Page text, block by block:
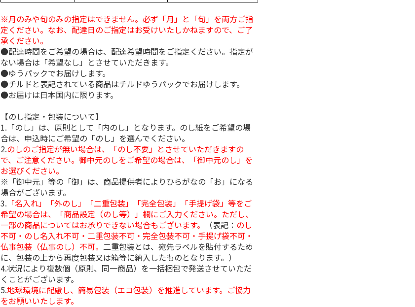
※月のみや旬のみの指定はできません。必ず「月」と「旬」を両方ご指
定ください。なお、配達日のご指定はお受けいたしかねますので、ご了
承ください。
●配達時間をご希望の場合は、配達希望時間をご指定ください。指定が
ない場合は「希望なし」とさせていただきます。
●ゆうパックでお届けします。
●チルドと表記されている商品はチルドゆうパックでお届けします。
●お届けは日本国内に限ります。
【のし指定・包装について】
1.「のし」は、原則として「内のし」となります。のし紙をご希望の場
合は、申込時にご希望の「のし」を選んでください。
2.のしのご指定が無い場合は、「のし不要」とさせていただきますの
で、ご注意ください。御中元のしをご希望の場合は、「御中元のし」を
お選びください。
※「御中元」等の「御」は、商品提供者によりひらがなの「お」になる
場合がございます。
3. 「名入れ」「外のし」「二重包装」「完全包装」「手提げ袋」等をご
希望の場合は、「商品設定（のし等）」欄にご入力ください。ただし、
一部の商品についてはお承りできない場合もございます。
（表記： のし
不可・のし名入れ不可・二重包装不可・完全包装不可・手提げ袋不可・
仏事包装（仏事のし）不可。 二重包装とは、宛先ラベルを貼付するため
に、包装の上から再度包装又は箱等に納入したものとなります。）
4.状況により複数個（原則、同一商品）を一括梱包で発送させていただ
くことがございます。
5.地球環境に配慮し、簡易包装（エコ包装）を推進しています。ご協力
をお願いいたします。